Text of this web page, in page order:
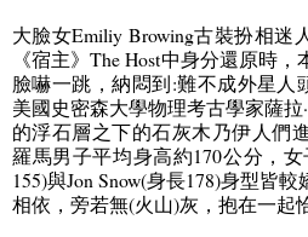
大臉女Emiliy Browing古裝扮相迷
《宿主》The Host中身分還原時 ，
臉嚇一跳 ，納悶到:難不成外星人
美國史密森大學物理考古學家薩拉
的浮石層之下的石灰木乃伊人們
羅馬男子平均身高約170公分，女
155)與Jon Snow(身長178)身型皆較
相依，旁若無(火山)灰，抱在一起